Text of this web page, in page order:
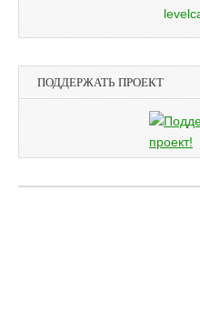
ПОДДЕРЖАТЬ ПРОЕКТ